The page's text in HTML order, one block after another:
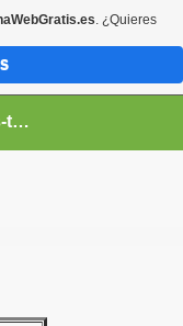
amigosmalaguistas-temporadas
. ¿Quieres